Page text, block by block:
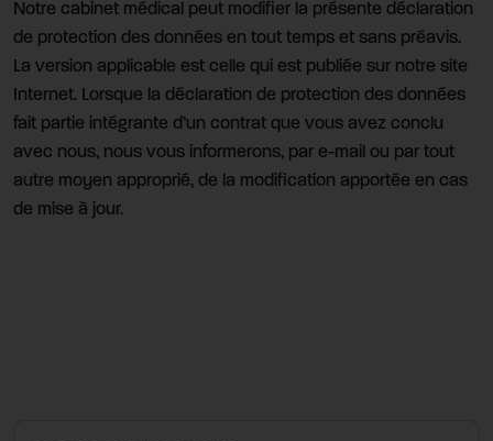
Notre cabinet médical peut modifier la présente déclaration
de protection des données en tout temps et sans préavis.
La version applicable est celle qui est publiée sur notre site
Internet. Lorsque la déclaration de protection des données
fait partie intégrante d’un contrat que vous avez conclu
avec nous, nous vous informerons, par e-mail ou par tout
autre moyen approprié, de la modification apportée en cas
de mise à jour.